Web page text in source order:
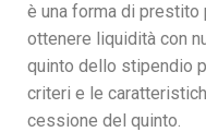
è una forma di prestito
ottenere liquidità con
quinto dello stipendio
criteri e le
cessione del quinto.